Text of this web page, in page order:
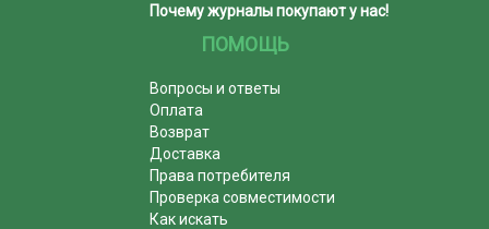
Почему журналы покупают у нас!
ПОМОЩЬ
Вопросы и ответы
Оплата
Возврат
Доставка
Права потребителя
Проверка совместимости
Как искать